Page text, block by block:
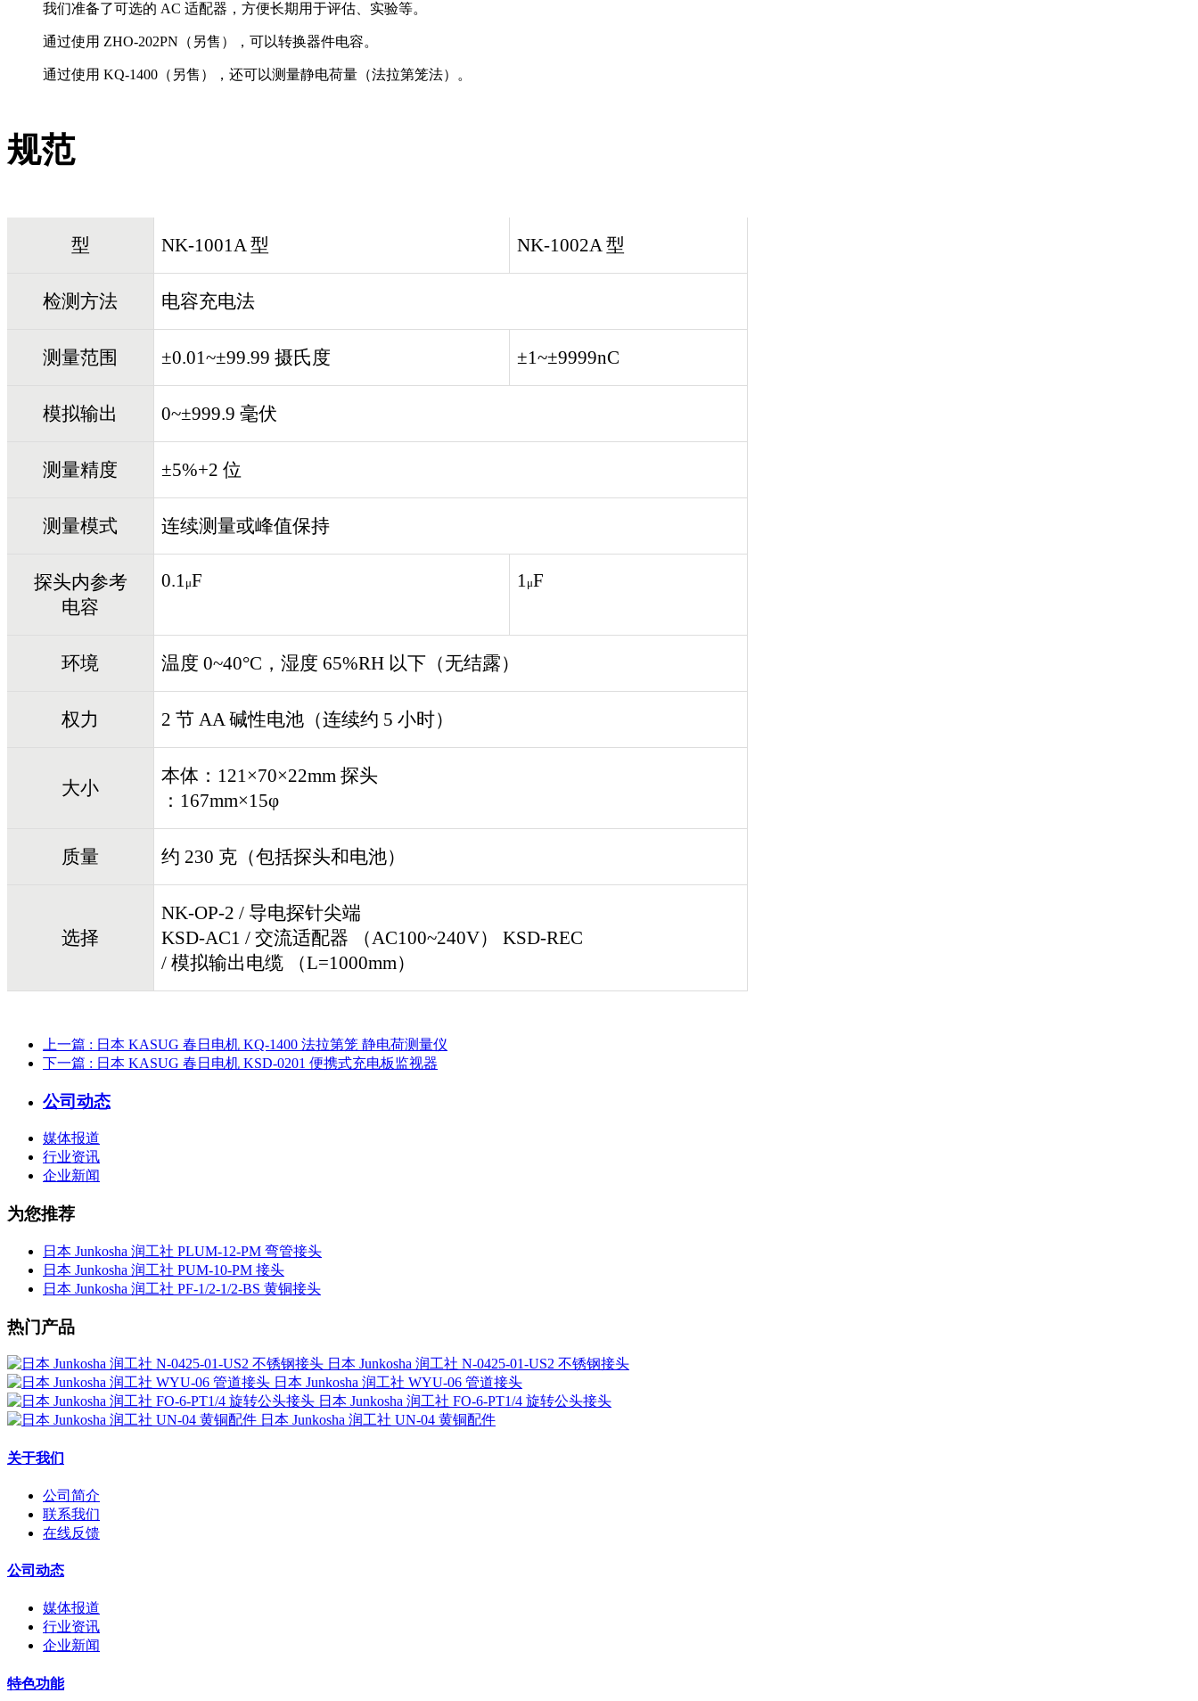
我们准备了可选的 AC 适配器，方便长期用于评估、实验等。
通过使用 ZHO-202PN（另售），可以转换器件电容。
通过使用 KQ-1400（另售），还可以测量静电荷量（法拉第笼法）。
规范
型 NK-1001A 型 NK-1002A 型
检测方法 电容充电法
测量范围 ±0.01~±99.99 摄氏度 ±1~±9999nC
模拟输出 0~±999.9 毫伏
测量精度 ±5%+2 位
测量模式 连续测量或峰值保持
探头内参考
电容
0.1 μF 1 μF
环境 温度 0~40°C，湿度 65%RH 以下（无结露）
权力 2 节 AA 碱性电池（连续约 5 小时）
大小
本体：121×70×22mm 探头
：167mm×15φ
质量 约 230 克（包括探头和电池）
选择
NK-OP-2 / 导电探针尖端
KSD-AC1 / 交流适配器 （AC100~240V） KSD-REC
/ 模拟输出电缆 （L=1000mm）
上一篇 : 日本 KASUG 春日电机 KQ-1400 法拉第笼 静电荷测量仪
下一篇 : 日本 KASUG 春日电机 KSD-0201 便携式充电板监视器
公司动态
媒体报道
行业资讯
企业新闻
为您推荐
日本 Junkosha 润工社 PLUM-12-PM 弯管接头
日本 Junkosha 润工社 PUM-10-PM 接头
日本 Junkosha 润工社 PF-1/2-1/2-BS 黄铜接头
热门产品
日本 Junkosha 润工社 N-0425-01-US2 不锈钢接头
日本 Junkosha 润工社 WYU-06 管道接头
日本 Junkosha 润工社 FO-6-PT1/4 旋转公头接头
日本 Junkosha 润工社 UN-04 黄铜配件
关于我们
公司简介
联系我们
在线反馈
公司动态
媒体报道
行业资讯
企业新闻
特色功能